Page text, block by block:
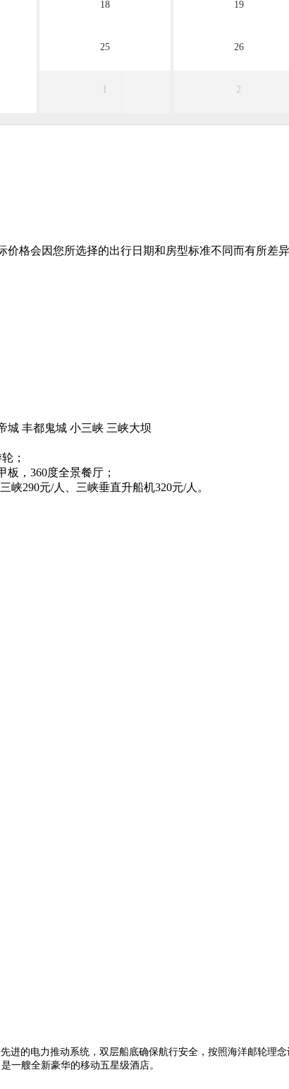
18 19
25 26
1 2
格会因您所选择的出行日期和房型标准不同而有所差异
城 丰都鬼城 小三峡 三峡大坝
；
，360度全景餐厅；
峡290元/人、三峡垂直升船机320元/人。
进的电力推动系统，双层船底确保航行安全，按照海洋邮轮
一艘全新豪华的移动五星级酒店。